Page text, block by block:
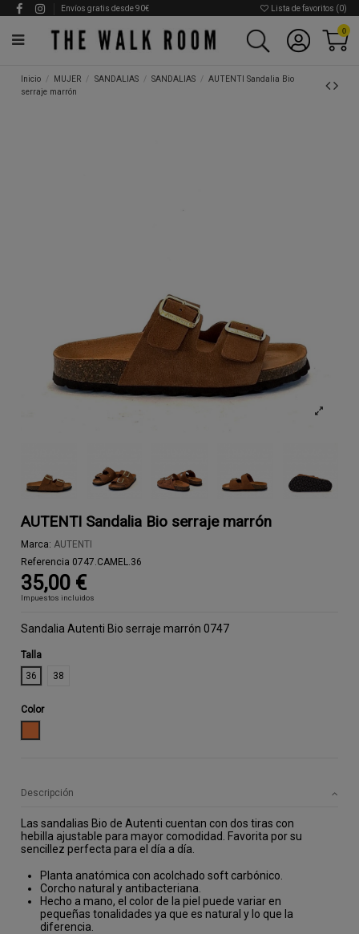
Envíos gratis desde 90€ Lista de favoritos (0)
0
Inicio MUJER SANDALIAS SANDALIAS
AUTENTI Sandalia Bio
serraje marrón
AUTENTI Sandalia Bio serraje marrón
Marca: AUTENTI
Referencia 0747.CAMEL.36
35,00 €
Impuestos incluidos
Sandalia Autenti Bio serraje marrón 0747
Talla
36
38
Color
Descripción
Las sandalias Bio de Autenti cuentan con dos tiras con
hebilla ajustable para mayor comodidad. Favorita por su
sencillez perfecta para el día a día.
Planta anatómica con acolchado soft carbónico.
Corcho natural y antibacteriana.
Hecho a mano, el color de la piel puede variar en
pequeñas tonalidades ya que es natural y lo que la
diferencia.